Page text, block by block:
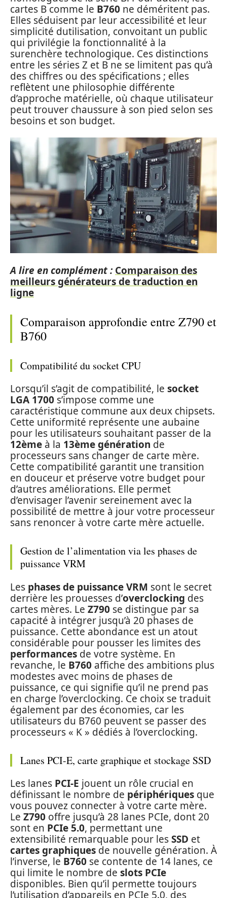
cartes B comme le B760 ne déméritent pas.
Elles séduisent par leur accessibilité et leur
simplicité dutilisation, convoitant un public
qui privilégie la fonctionnalité à la
surenchère technologique. Ces distinctions
entre les séries Z et B ne se limitent pas qu’à
des chiffres ou des spécifications ; elles
reflètent une philosophie différente
d’approche matérielle, où chaque utilisateur
peut trouver chaussure à son pied selon ses
besoins et son budget.
A lire en complément : Comparaison des
meilleurs générateurs de traduction en
ligne
Comparaison approfondie entre Z790 et
B760
Compatibilité du socket CPU
Lorsqu’il s’agit de compatibilité, le socket
LGA 1700 s’impose comme une
caractéristique commune aux deux chipsets.
Cette uniformité représente une aubaine
pour les utilisateurs souhaitant passer de la
12ème à la 13ème génération de
processeurs sans changer de carte mère.
Cette compatibilité garantit une transition
en douceur et préserve votre budget pour
d’autres améliorations. Elle permet
d’envisager l’avenir sereinement avec la
possibilité de mettre à jour votre processeur
sans renoncer à votre carte mère actuelle.
Gestion de l’alimentation via les phases de
puissance VRM
Les phases de puissance VRM sont le secret
derrière les prouesses d’overclocking des
cartes mères. Le Z790 se distingue par sa
capacité à intégrer jusqu’à 20 phases de
puissance. Cette abondance est un atout
considérable pour pousser les limites des
performances de votre système. En
revanche, le B760 affiche des ambitions plus
modestes avec moins de phases de
puissance, ce qui signifie qu’il ne prend pas
en charge l’overclocking. Ce choix se traduit
également par des économies, car les
utilisateurs du B760 peuvent se passer des
processeurs « K » dédiés à l’overclocking.
Lanes PCI-E, carte graphique et stockage SSD
Les lanes PCI-E jouent un rôle crucial en
définissant le nombre de périphériques que
vous pouvez connecter à votre carte mère.
Le Z790 offre jusqu’à 28 lanes PCIe, dont 20
sont en PCIe 5.0, permettant une
extensibilité remarquable pour lesSSD et
cartes graphiques de nouvelle génération. À
l’inverse, le B760 se contente de 14 lanes, ce
qui limite le nombre de slots PCIe
disponibles. Bien qu’il permette toujours
l’utilisation d’appareils en PCIe 5.0, des